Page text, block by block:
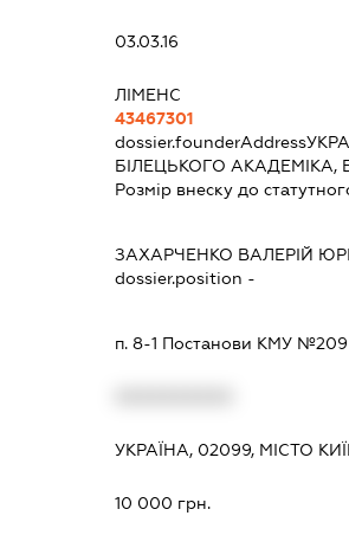
03.03.16
ЛІМЕНС
43467301
dossier.founderAddress
БІЛЕЦЬКОГО АКАДЕМІКА,
Розмір внеску до
ЗАХАРЧЕНКО ВАЛЕРІЙ
dossier.position -
п. 8-1 Постанови КМУ №209
УКРАЇНА, 02099, МІСТО
10 000 грн.